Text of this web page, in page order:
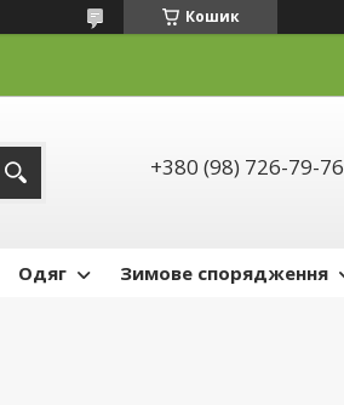
Кошик
+380 (98) 726-79-76
Одяг Зимове спорядження